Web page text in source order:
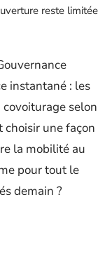
reste limitée
instantané : les
selon
choisir une façon
la mobilité au
pour tout le
demain ?